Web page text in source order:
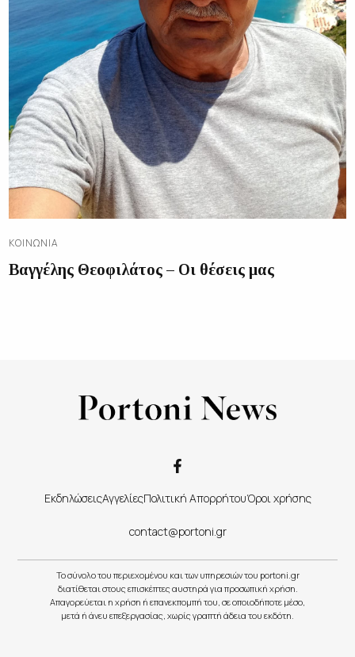
ΚΟΙΝΩΝΊΑ
Βαγγέλης Θεοφιλάτος – Οι θέσεις μας
ΕκδηλώσειςΑγγελίεςΠολιτική ΑπορρήτουΌροι χρήσης
contact@portoni.gr
Το σύνολο του περιεχομένου και των υπηρεσιών του portoni.gr
διατίθεται στους επισκέπτες αυστηρά για προσωπική χρήση.
Απαγορεύεται η χρήση ή επανεκπομπή του, σε οποιοδήποτε μέσο,
μετά ή άνευ επεξεργασίας, χωρίς γραπτή άδεια του εκδότη.